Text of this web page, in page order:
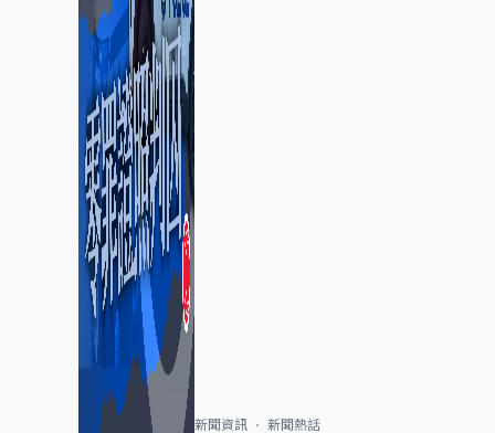
新聞資訊 新聞熱話